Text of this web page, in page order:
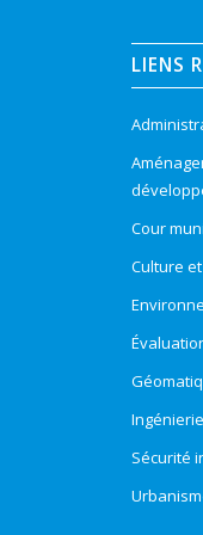
LIENS
Cour
Culture
Sécurité